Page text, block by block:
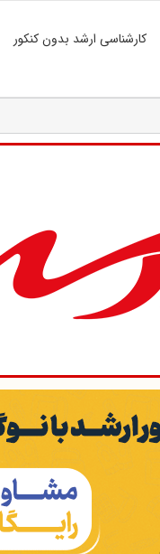
کارشناسی ارشد بدون کنکور